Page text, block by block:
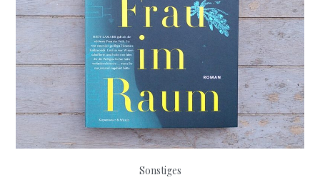
Sonstiges